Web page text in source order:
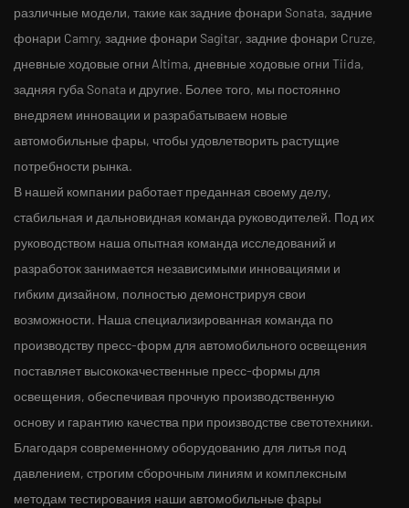
различные модели, такие как задние фонари Sonata, задние
фонари Camry, задние фонари Sagitar, задние фонари Cruze,
дневные ходовые огни Altima, дневные ходовые огни Tiida,
задняя губа Sonata и другие. Более того, мы постоянно
внедряем инновации и разрабатываем новые
автомобильные фары, чтобы удовлетворить растущие
потребности рынка.
В нашей компании работает преданная своему делу,
стабильная и дальновидная команда руководителей. Под их
руководством наша опытная команда исследований и
разработок занимается независимыми инновациями и
гибким дизайном, полностью демонстрируя свои
возможности. Наша специализированная команда по
производству пресс-форм для автомобильного освещения
поставляет высококачественные пресс-формы для
освещения, обеспечивая прочную производственную
основу и гарантию качества при производстве светотехники.
Благодаря современному оборудованию для литья под
давлением, строгим сборочным линиям и комплексным
методам тестирования наши автомобильные фары